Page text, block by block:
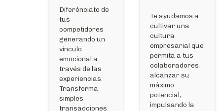
Diferénciate de
tus
competidores
generando un
vínculo
emocional a
través de las
experiencias.
Transforma
simples
transacciones
Te ayudamos a
cultivar una
cultura
empresarial que
permita a tus
colaboradores
alcanzar su
máximo
potencial,
impulsando la